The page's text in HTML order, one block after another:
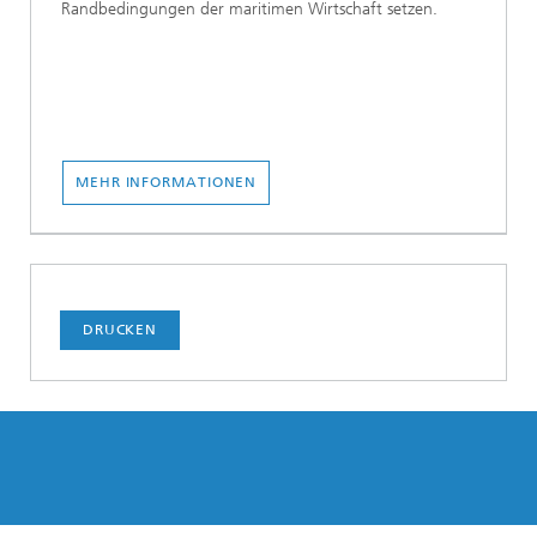
Randbedingungen der maritimen Wirtschaft setzen.
MEHR INFORMATIONEN
DRUCKEN